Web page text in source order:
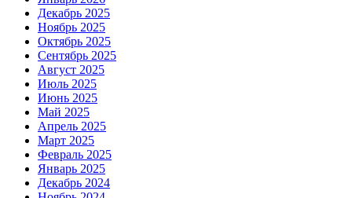
Декабрь 2025
Ноябрь 2025
Октябрь 2025
Сентябрь 2025
Август 2025
Июль 2025
Июнь 2025
Май 2025
Апрель 2025
Март 2025
Февраль 2025
Январь 2025
Декабрь 2024